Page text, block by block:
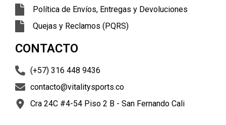
Política de Envíos, Entregas y Devoluciones
Quejas y Reclamos (PQRS)
CONTACTO
(+57) 316 448 9436
contacto@vitalitysports.co
Cra 24C #4-54 Piso 2 B - San Fernando Cali